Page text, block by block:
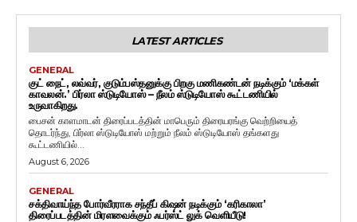
LATEST ARTICLES
GENERAL
குட் நைட், லவ்வர், குடும்பஸ்தனுக்கு பிறகு மணிகண்டன் நடிக்கும் ‘மக்கள்
காவலன்.’ பிர்லா ஸ்டுடியோஸ் – நீலம் ஸ்டுடியோஸ் கூட்டணியில்
உருவாகிறது.
பைசன் காளமாடன் திரைப்படத்தின் மாபெரும் திரையரங்கு வெற்றியைத்
தொடர்ந்து, பிர்லா ஸ்டுடியோஸ் மற்றும் நீலம் ஸ்டுடியோஸ் தங்களது
கூட்டணியில்...
August 6, 2026
GENERAL
சக்திவாய்ந்த போர்வீரராக சந்தீப் கிஷன் நடிக்கும் ‘கரிகாலா’
திரைப்படத்தின் மிரளவைக்கும் ஃபர்ஸ்ட் லுக் வெளியீடு!